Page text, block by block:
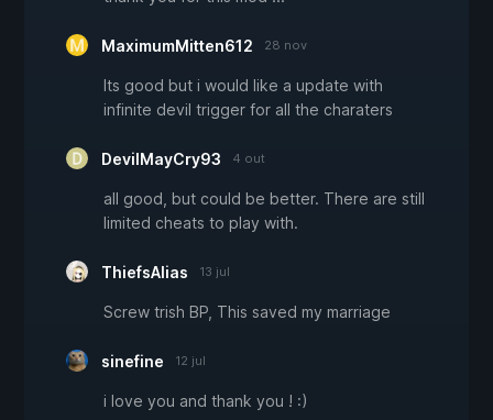
MaximumMitten612 28 nov
Its good but i would like a update with
infinite devil trigger for all the charaters
DevilMayCry93 4 out
all good, but could be better. There are still
limited cheats to play with.
ThiefsAlias 13 jul
Screw trish BP, This saved my marriage
sinefine 12 jul
i love you and thank you ! :)